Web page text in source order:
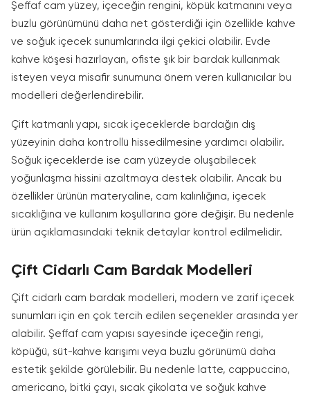
Şeffaf cam yüzey, içeceğin rengini, köpük katmanını veya
buzlu görünümünü daha net gösterdiği için özellikle kahve
ve soğuk içecek sunumlarında ilgi çekici olabilir. Evde
kahve köşesi hazırlayan, ofiste şık bir bardak kullanmak
isteyen veya misafir sunumuna önem veren kullanıcılar bu
modelleri değerlendirebilir.
Çift katmanlı yapı, sıcak içeceklerde bardağın dış
yüzeyinin daha kontrollü hissedilmesine yardımcı olabilir.
Soğuk içeceklerde ise cam yüzeyde oluşabilecek
yoğunlaşma hissini azaltmaya destek olabilir. Ancak bu
özellikler ürünün materyaline, cam kalınlığına, içecek
sıcaklığına ve kullanım koşullarına göre değişir. Bu nedenle
ürün açıklamasındaki teknik detaylar kontrol edilmelidir.
Çift Cidarlı Cam Bardak Modelleri
Çift cidarlı cam bardak modelleri, modern ve zarif içecek
sunumları için en çok tercih edilen seçenekler arasında yer
alabilir. Şeffaf cam yapısı sayesinde içeceğin rengi,
köpüğü, süt-kahve karışımı veya buzlu görünümü daha
estetik şekilde görülebilir. Bu nedenle latte, cappuccino,
americano, bitki çayı, sıcak çikolata ve soğuk kahve